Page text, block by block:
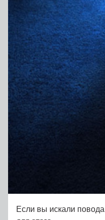
Если вы искали